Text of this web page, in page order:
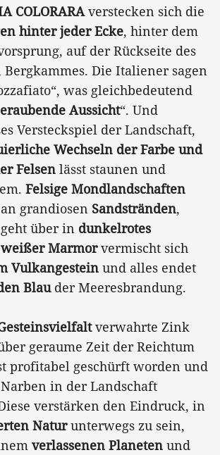
COLORARAverstecken sich die
hinter jeder Ecke, hinter dem
auf der Rückseite des
Die Italiener sagen
was gleichbedeutend
Aussicht“. Und
Versteckspiel der Landschaft,
Wechseln der Farbe und
Felsen lässt staunen und
Felsige Mondlandschaften
grandiosen Sandstränden,
über in dunkelrotes
weißer Marmorvermischt sich
Vulkangestein und alles endet
Blauder Meeresbrandung.
verwahrte Zink
geraume Zeit der Reichtum
profitabel geschürft worden und
in der Landschaft
verstärken den Eindruck, in
Naturunterwegs zu sein,
verlassenen Planeten und